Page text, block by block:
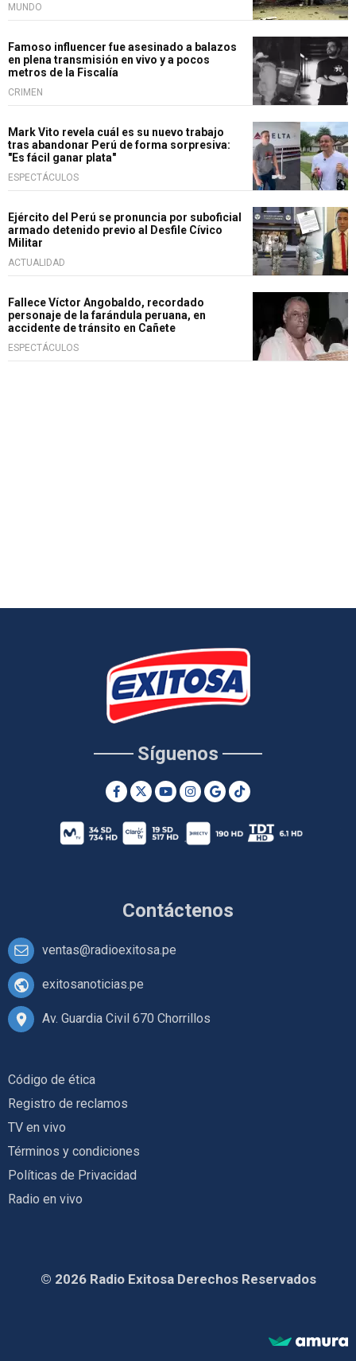
MUNDO
Famoso influencer fue asesinado a balazos
en plena transmisión en vivo y a pocos
metros de la Fiscalía
CRIMEN
Mark Vito revela cuál es su nuevo trabajo
tras abandonar Perú de forma sorpresiva:
"Es fácil ganar plata"
ESPECTÁCULOS
Ejército del Perú se pronuncia por suboficial
armado detenido previo al Desfile Cívico
Militar
ACTUALIDAD
Fallece Víctor Angobaldo, recordado
personaje de la farándula peruana, en
accidente de tránsito en Cañete
ESPECTÁCULOS
Contáctenos
ventas@radioexitosa.pe
exitosanoticias.pe
Av. Guardia Civil 670 Chorrillos
Síguenos
Código de ética
Registro de reclamos
TV en vivo
Términos y condiciones
Políticas de Privacidad
Radio en vivo
© 2026 Radio Exitosa Derechos Reservados